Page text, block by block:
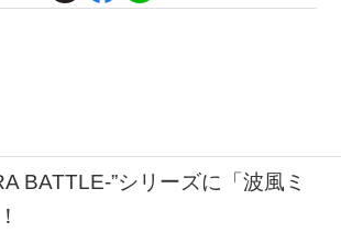
BATTLE-”シリーズに「波風ミ